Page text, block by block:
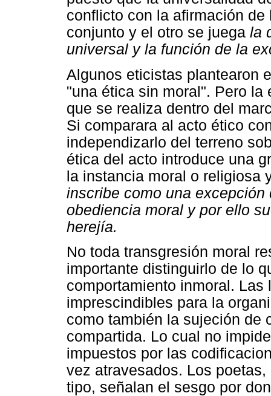
conflicto con la afirmación
conjunto y el otro se juega la
universal y la función de la
Algunos eticistas plantearon
"una ética sin moral". Pero
que se realiza dentro del
Si comparara al acto ético
independizarlo del terreno
ética del acto introduce una
la instancia moral o religiosa
inscribe como una
obediencia moral y por ello
herejía.
No toda transgresión moral
importante distinguirlo de lo
comportamiento inmoral.
imprescindibles para la
como también la sujeción de
compartida. Lo cual no
impuestos por las
vez atravesados. Los
tipo, señalan el sesgo por